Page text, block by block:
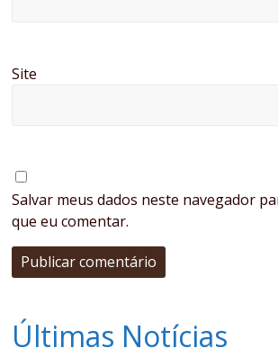
Site
Salvar meus dados neste navegador
que eu comentar.
Últimas Notícias